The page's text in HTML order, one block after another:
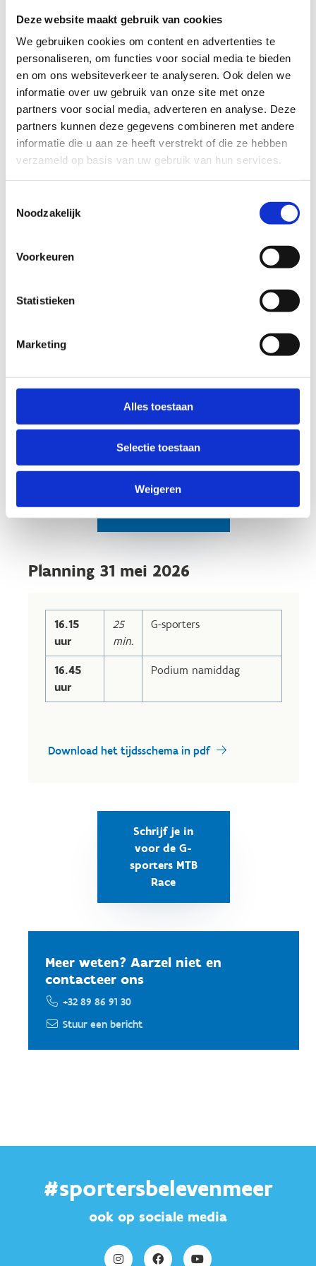
Deze website maakt gebruik van cookies
We gebruiken cookies om content en advertenties te
personaliseren, om functies voor social media te bieden
en om ons websiteverkeer te analyseren. Ook delen we
informatie over uw gebruik van onze site met onze
partners voor social media, adverteren en analyse. Deze
partners kunnen deze gegevens combineren met andere
informatie die u aan ze heeft verstrekt of die ze hebben
verzameld op basis van uw gebruik van hun services.
Noodzakelijk
Voorkeuren
Statistieken
Marketing
Alles toestaan
Selectie toestaan
Weigeren
en inclusieve sportbeleving.
Praktische info
Leeftijd: vanaf 15 jaar
Zondag 31 mei 2026
Kostprijs: €10,00 per deelnemer
sporters MTB
Race
Planning 31 mei 2026
16.15
uur
25
min.
G-sporters
16.45
uur
Podium namiddag
Download het tijdsschema in pdf
Schrijf je in
voor de G-
sporters MTB
Race
Meer weten? Aarzel niet en
contacteer ons
+32 89 86 91 30
Stuur een bericht
#sportersbelevenmeer
ook op sociale media